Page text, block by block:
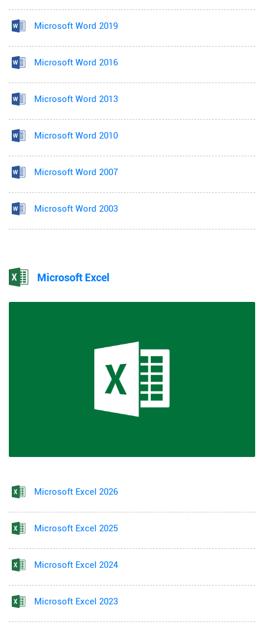
Microsoft Word 2019
Microsoft Word 2016
Microsoft Word 2013
Microsoft Word 2010
Microsoft Word 2007
Microsoft Word 2003
Microsoft Excel
Microsoft Excel 2026
Microsoft Excel 2025
Microsoft Excel 2024
Microsoft Excel 2023